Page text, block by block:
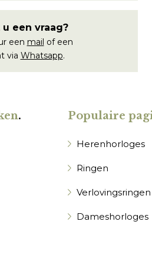
u een vraag?
een mail of een
via Whatsapp.
. Populaire
Herenhorloges
Ringen
Verlovingsringen
Dameshorloges